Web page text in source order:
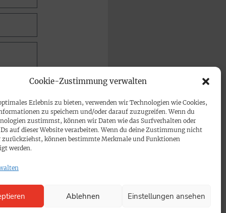
Cookie-Zustimmung verwalten
Erlebnis zu bieten, verwenden wir Technologien wie Cookies,
zu speichern und/oder darauf zuzugreifen. Wenn du
zustimmst, können wir Daten wie das Surfverhalten oder
auf dieser Website verarbeiten. Wenn du deine Zustimmung nicht
zurückziehst, können bestimmte Merkmale und Funktionen
werden.
Ablehnen Einstellungen ansehen